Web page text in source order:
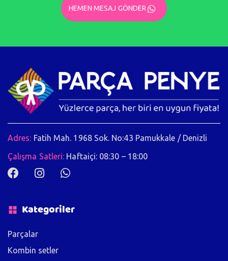
HEMEN MESAJ GÖNDER
Adres: Fatih Mah. 1968 Sok. No:43 Pamukkale / Denizli
Çalışma Satleri: Haftaiçi: 08:30 – 18:00
Kategoriler
Parçalar
Kombin setler